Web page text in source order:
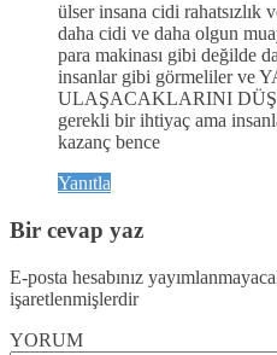
ülser insana cidi rahatsızlık
daha cidi ve daha olgun
para makinası gibi değilde
insanlar gibi görmeliler ve
ULAŞACAKLARINI
gerekli bir ihtiyaç ama
kazanç bence
Yanıtla
Bir cevap yaz
E-posta hesabınız
işaretlenmişlerdir
YORUM